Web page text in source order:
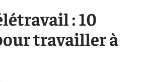
: 10
travailler à